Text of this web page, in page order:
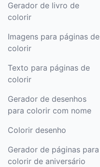
Gerador de livro de
colorir
Imagens para páginas de
colorir
Texto para páginas de
colorir
Gerador de desenhos
para colorir com nome
Colorir desenho
Gerador de páginas para
colorir de aniversário